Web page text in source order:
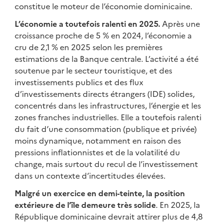
constitue le moteur de l’économie dominicaine.
L’économie a toutefois ralenti en 2025. Après une
croissance proche de 5 % en 2024, l’économie a
cru de 2,1 % en 2025 selon les premières
estimations de la Banque centrale. L’activité a été
soutenue par le secteur touristique, et des
investissements publics et des flux
d’investissements directs étrangers (IDE) solides,
concentrés dans les infrastructures, l’énergie et les
zones franches industrielles. Elle a toutefois ralenti
du fait d’une consommation (publique et privée)
moins dynamique, notamment en raison des
pressions inflationnistes et de la volatilité du
change, mais surtout du recul de l’investissement
dans un contexte d’incertitudes élevées.
Malgré un exercice en demi-teinte, la position
extérieure de l’île demeure très solide. En 2025, la
République dominicaine devrait attirer plus de 4,8